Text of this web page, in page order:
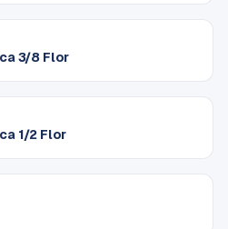
3/8 Flor
1/2 Flor